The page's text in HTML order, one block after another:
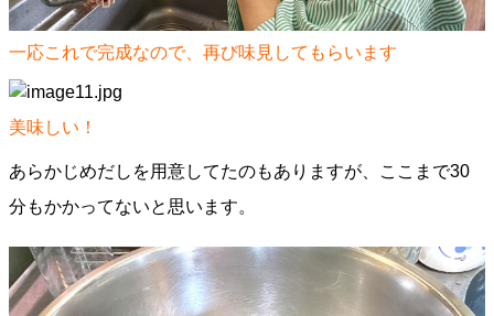
一応これで完成なので、再び味見してもらいます
美味しい！
あらかじめだしを用意してたのもありますが、ここまで30
分もかかってないと思います。